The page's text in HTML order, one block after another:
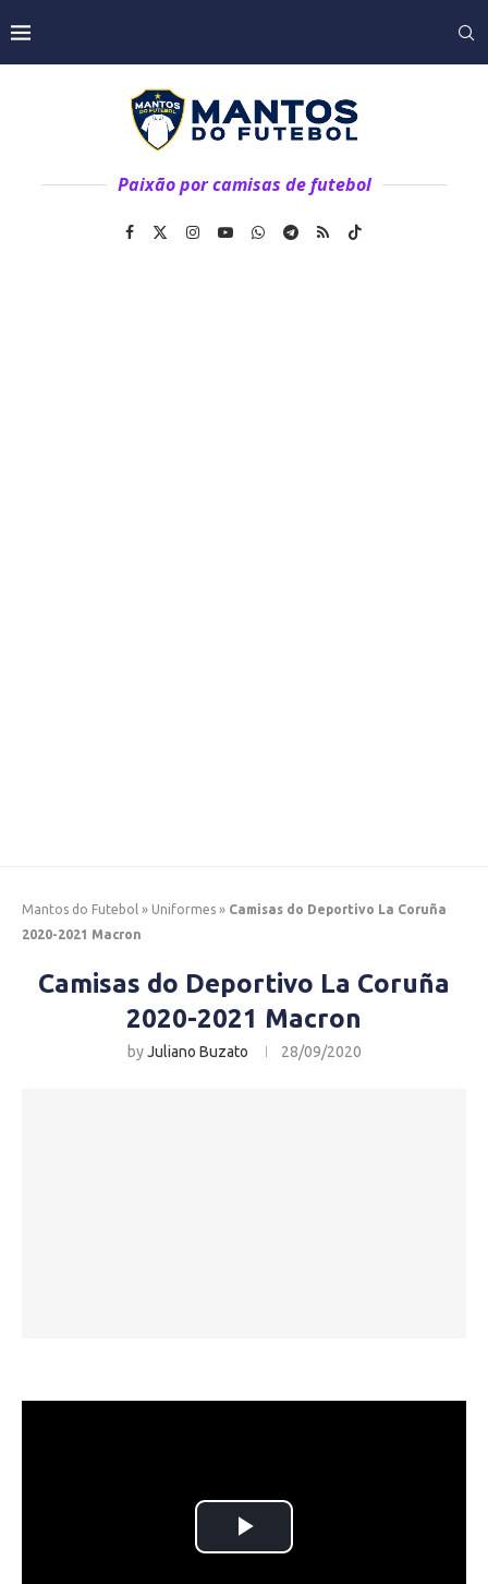
Paixão por camisas de futebol
Mantos do Futebol » Uniformes » Camisas do Deportivo La Coruña
2020-2021 Macron
Camisas do Deportivo La Coruña
2020-2021 Macron
byJuliano Buzato 28/09/2020